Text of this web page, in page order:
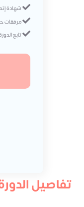
شهادة
مرفقات
تابع
تفاصيل